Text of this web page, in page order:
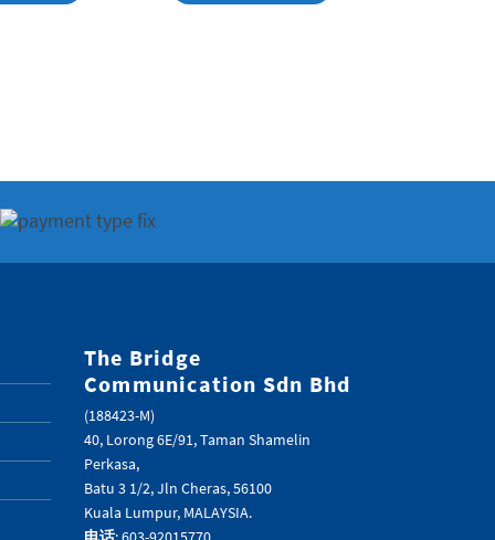
The Bridge
Communication Sdn Bhd
(188423-M)
40, Lorong 6E/91, Taman Shamelin
Perkasa,
Batu 3 1/2, Jln Cheras, 56100
Kuala Lumpur, MALAYSIA.